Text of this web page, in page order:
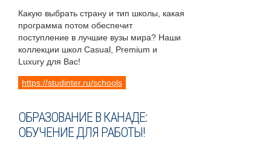
Какую выбрать страну и тип школы, какая
программа потом обеспечит
поступление в лучшие вузы мира? Наши
коллекции школ Casual, Premium и
Luxury для Вас!
https://studinter.ru/schools
ОБРАЗОВАНИЕ В КАНАДЕ:
ОБУЧЕНИЕ ДЛЯ РАБОТЫ!